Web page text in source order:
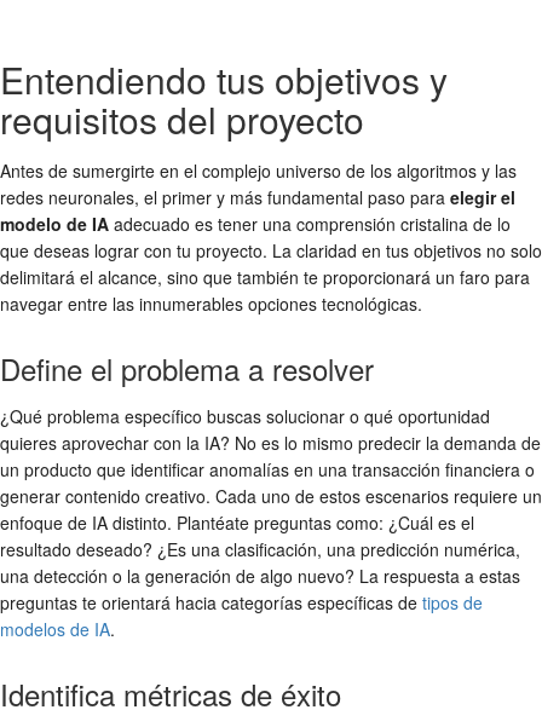
Entendiendo tus objetivos y
requisitos del proyecto
Antes de sumergirte en el complejo universo de los algoritmos y las
redes neuronales, el primer y más fundamental paso para elegir el
modelo de IA adecuado es tener una comprensión cristalina de lo
que deseas lograr con tu proyecto. La claridad en tus objetivos no solo
delimitará el alcance, sino que también te proporcionará un faro para
navegar entre las innumerables opciones tecnológicas.
Define el problema a resolver
¿Qué problema específico buscas solucionar o qué oportunidad
quieres aprovechar con la IA? No es lo mismo predecir la demanda de
un producto que identificar anomalías en una transacción financiera o
generar contenido creativo. Cada uno de estos escenarios requiere un
enfoque de IA distinto. Plantéate preguntas como: ¿Cuál es el
resultado deseado? ¿Es una clasificación, una predicción numérica,
una detección o la generación de algo nuevo? La respuesta a estas
preguntas te orientará hacia categorías específicas de tipos de
modelos de IA.
Identifica métricas de éxito